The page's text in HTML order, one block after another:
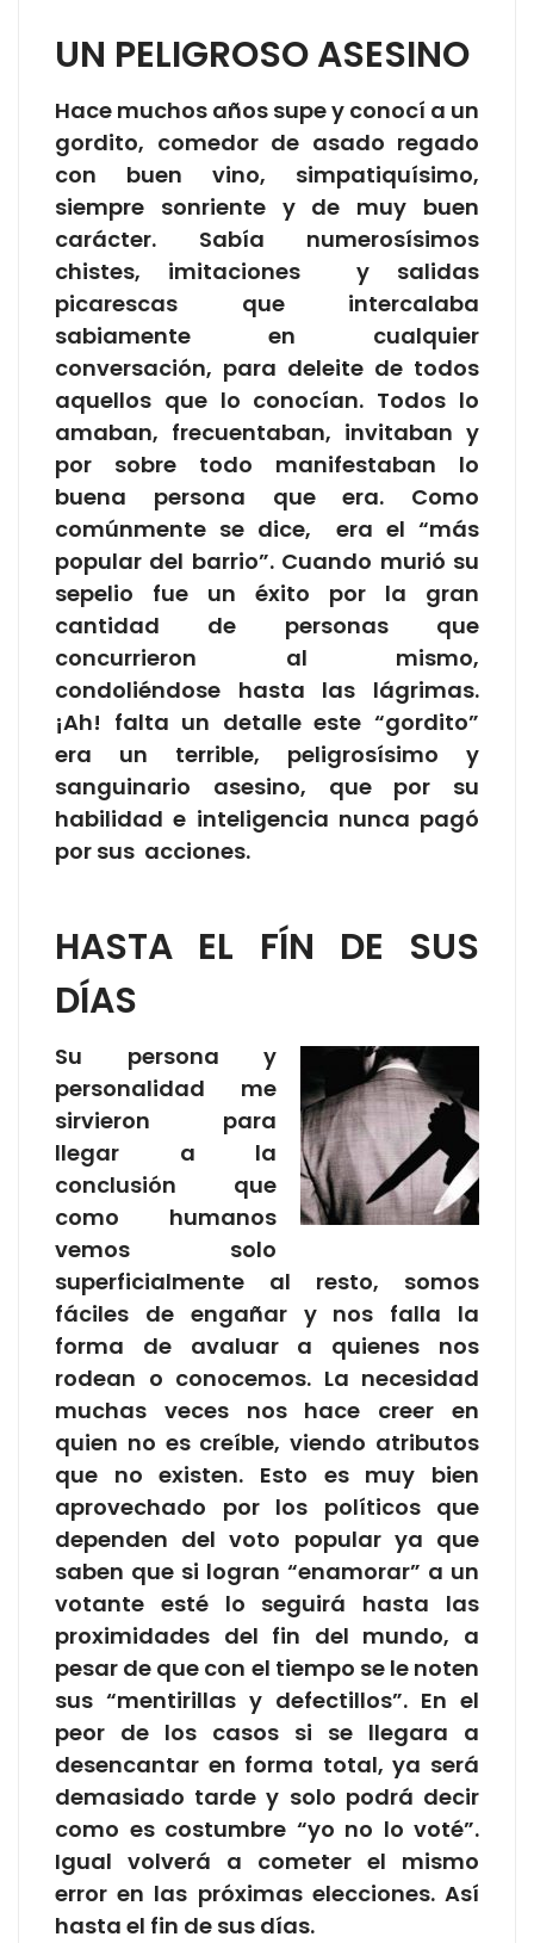
UN PELIGROSO ASESINO
Hace muchos años supe y conocí a un
gordito, comedor de asado regado
con buen vino, simpatiquísimo,
siempre sonriente y de muy buen
carácter. Sabía numerosísimos
chistes, imitaciones y salidas
picarescas que intercalaba
sabiamente en cualquier
conversación, para deleite de todos
aquellos que lo conocían. Todos lo
amaban, frecuentaban, invitaban y
por sobre todo manifestaban lo
buena persona que era. Como
comúnmente se dice, era el “más
popular del barrio”. Cuando murió su
sepelio fue un éxito por la gran
cantidad de personas que
concurrieron al mismo,
condoliéndose hasta las lágrimas.
¡Ah! falta un detalle este “gordito”
era un terrible, peligrosísimo y
sanguinario asesino, que por su
habilidad e inteligencia nunca pagó
por sus acciones.
HASTA EL FÍN DE SUS
DÍAS
Su persona y
personalidad me
sirvieron para
llegar a la
conclusión que
como humanos
vemos solo
superficialmente al resto, somos
fáciles de engañar y nos falla la
forma de avaluar a quienes nos
rodean o conocemos. La necesidad
muchas veces nos hace creer en
quien no es creíble, viendo atributos
que no existen. Esto es muy bien
aprovechado por los políticos que
dependen del voto popular ya que
saben que si logran “enamorar” a un
votante esté lo seguirá hasta las
proximidades del fin del mundo, a
pesar de que con el tiempo se le noten
sus “mentirillas y defectillos”. En el
peor de los casos si se llegara a
desencantar en forma total, ya será
demasiado tarde y solo podrá decir
como es costumbre “yo no lo voté”.
Igual volverá a cometer el mismo
error en las próximas elecciones. Así
hasta el fin de sus días.